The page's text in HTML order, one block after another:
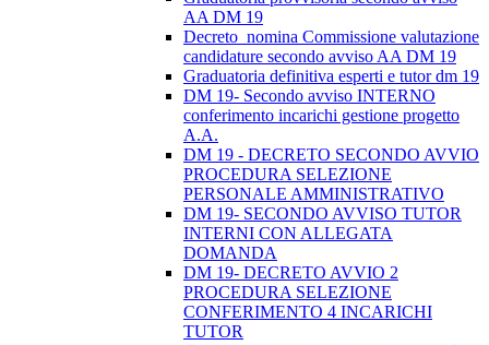
AA DM 19
Decreto_nomina Commissione valutazione
candidature secondo avviso AA DM 19
Graduatoria definitiva esperti e tutor dm 19
DM 19- Secondo avviso INTERNO
conferimento incarichi gestione progetto
A.A.
DM 19 - DECRETO SECONDO AVVIO
PROCEDURA SELEZIONE
PERSONALE AMMINISTRATIVO
DM 19- SECONDO AVVISO TUTOR
INTERNI CON ALLEGATA
DOMANDA
DM 19- DECRETO AVVIO 2
PROCEDURA SELEZIONE
CONFERIMENTO 4 INCARICHI
TUTOR